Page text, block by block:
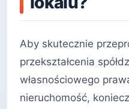
Aby skutecznie
przekształcenia
własnościowego
nieruchomość,